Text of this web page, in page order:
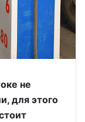
не
для этого